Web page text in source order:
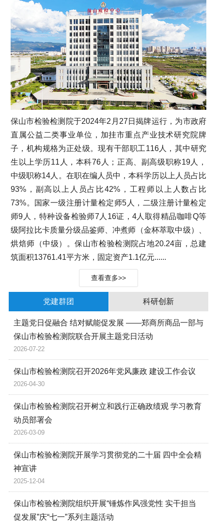
保山市检验检测院于2024年2月27日揭牌运行，为市政府
直属公益二类事业单位，加挂市重点产业技术研究院牌
子，机构规格为正处级。现有干部职工116人，其中研究
生以上学历11人，本科76人；正高、副高级职称19人，
中级职称14人。在职在编人员中，本科学历以上人员占比
93%，副高以上人员占比42%，工程师以上人数占比
73%。国家一级注册计量检定师5人，二级注册计量检定
师9人，特种设备检验师7人16证，4人取得精品咖啡Q等
级阿拉比卡质量分级品鉴师、冲煮师（金杯萃取中级）、
烘焙师（中级）。保山市检验检测院占地20.24亩，总建
筑面积13761.41平方米，固定资产1.1亿元......
查看查多>>
党建群团 科研创新
主题党日促融合 结对赋能促发展 ——郑商所商品一部与
保山市检验检测院联合开展主题党日活动
2026-07-22
保山市检验检测院召开2026年党风廉政 建设工作会议
2026-04-30
保山市检验检测院召开树立和践行正确政绩观 学习教育
动员部署会
2026-03-09
保山市检验检测院开展学习贯彻党的二十届 四中全会精
神宣讲
2025-12-04
保山市检验检测院组织开展“锤炼作风强党性 实干担当
促发展”庆“七一”系列主题活动